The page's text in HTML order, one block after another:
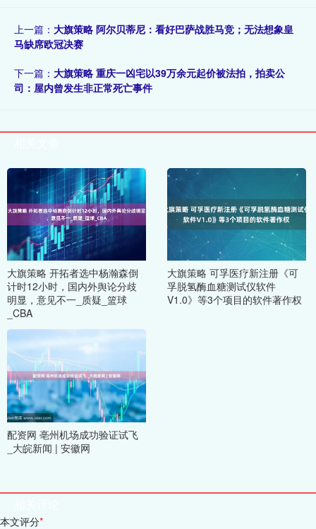
上一篇： 大旗策略 阿尔贝蒂尼：看好巴萨战胜马竞；无法想象皇
马缺席欧冠决赛
下一篇： 大旗策略 重庆一凶宅以39万余元起价被法拍，拍卖公
司：屋内曾发生非正常死亡事件
大旗策略 开拓者选中杨瀚森倒
计时12小时，国内外舆论分歧
明显，意见不一_质疑_篮球
_CBA
大旗策略 可孚医疗新注册《可
孚脱氢酶血糖测试仪软件
V1.0》等3个项目的软件著作权
配资网 亳州机场成功验证试飞
_大皖新闻 | 安徽网
本文评分*